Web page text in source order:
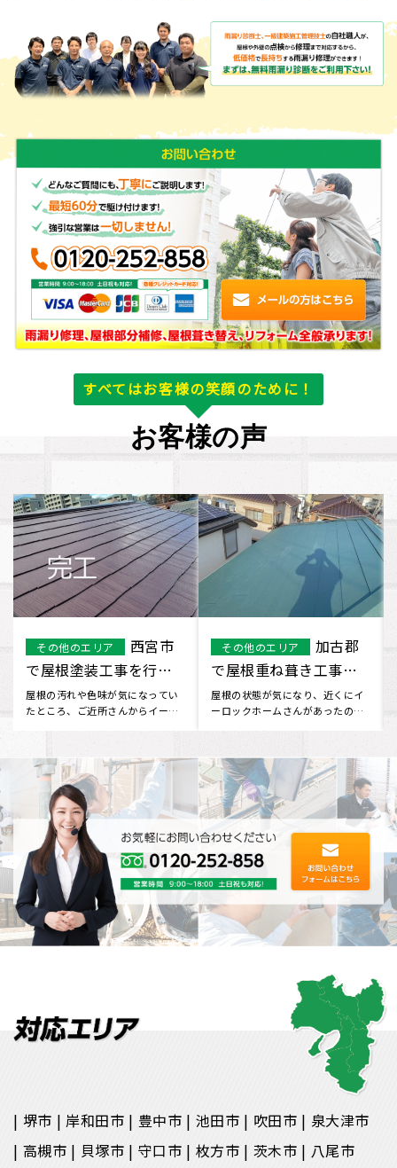
すべてはお客様の笑顔のために！
お客様の声
守口市
守口市 M様 重
ね葺き工事になります
屋根の事は以前から気になって
いましたが、どこに問い合わせて
その他のエリア
宇治市
で屋根葺き替え工事を
行いました
ホームページを見つけてお問い合
わせしました。 工事について不安
堺市 岸和田市 豊中市 池田市 吹田市
泉大津市
高槻市
貝塚市 守口市 枚方市 茨木市
八尾市